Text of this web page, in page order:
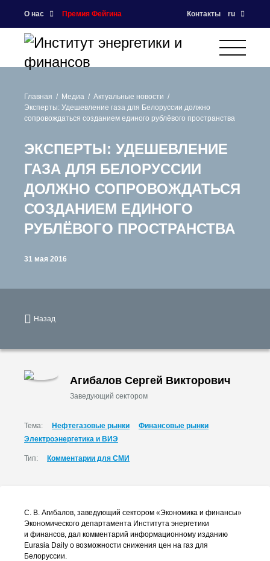
О нас Премия Фейгина Контакты ru
Главная Медиа
Актуальные новости
Эксперты: Удешевление газа для Белоруссии должно
сопровождаться созданием единого рублёвого пространства
ЭКСПЕРТЫ: УДЕШЕВЛЕНИЕ
ГАЗА ДЛЯ БЕЛОРУССИИ
ДОЛЖНО СОПРОВОЖДАТЬСЯ
СОЗДАНИЕМ ЕДИНОГО
РУБЛЁВОГО ПРОСТРАНСТВА
31 мая 2016
Назад
Агибалов Сергей Викторович
Заведующий сектором
Тема: Нефтегазовые рынки
Финансовые рынки
Электроэнергетика и ВИЭ
Тип: Комментарии для СМИ
С. В. Агибалов, заведующий сектором «Экономика и финансы»
Экономического департамента Института энергетики
и финансов, дал комментарий информационному изданию
Eurasia Daily о возможности снижения цен на газ для
Белоруссии.